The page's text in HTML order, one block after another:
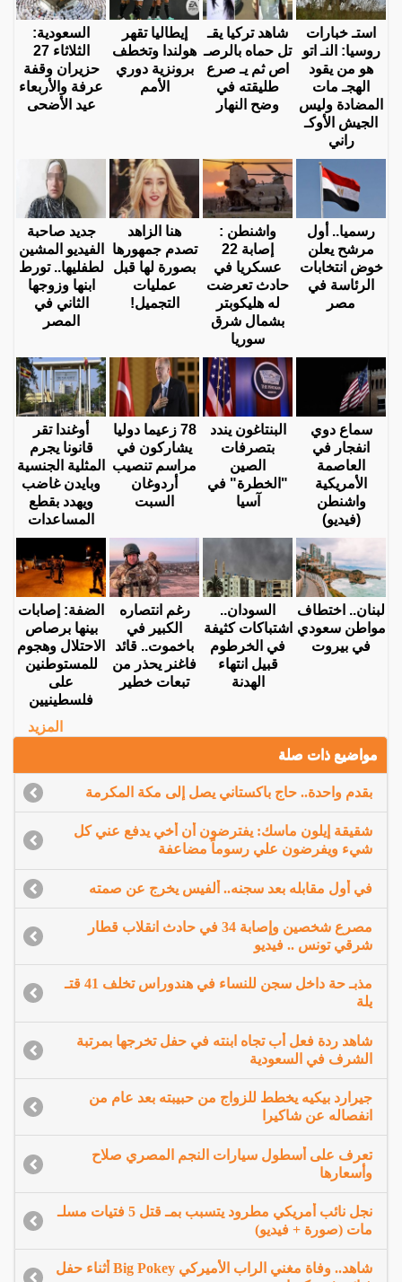
استـ خبارات
روسيا: النـ اتو
هو من يقود
الهجـ مات
المضادة وليس
الجيش الأوكـ
راني
شاهد تركيا يقـ
تل حماه بالرصـ
اص ثم يـ صرع
طليقته في
وضح النهار
إيطاليا تقهر
هولندا وتخطف
برونزية دوري
الأمم
السعودية:
الثلاثاء 27
حزيران وقفة
عرفة والأربعاء
عيد الأضحى
رسميا.. أول
مرشح يعلن
خوض انتخابات
الرئاسة في
مصر
واشنطن :
إصابة 22
عسكريا في
حادث تعرضت
له هليكوبتر
بشمال شرق
سوريا
هنا الزاهد
تصدم جمهورها
بصورة لها قبل
عمليات
التجميل!
جديد صاحبة
الفيديو المشين
لطفليها.. تورط
ابنها وزوجها
الثاني في
المصر
سماع دوي
انفجار في
العاصمة
الأمريكية
واشنطن
(فيديو)
البنتاغون يندد
بتصرفات
الصين
"الخطرة" في
آسيا
78 زعيما دوليا
يشاركون في
مراسم تنصيب
أردوغان
السبت
أوغندا تقر
قانونا يجرم
المثلية الجنسية
وبايدن غاضب
ويهدد بقطع
المساعدات
لبنان.. اختطاف
مواطن سعودي
في بيروت
السودان..
اشتباكات كثيفة
في الخرطوم
قبيل انتهاء
الهدنة
رغم انتصاره
الكبير في
باخموت.. قائد
فاغنر يحذر من
تبعات خطير
الضفة: إصابات
بينها برصاص
الاحتلال وهجوم
للمستوطنين
على
فلسطينيين
المزيد
مواضيع ذات صلة
بقدم واحدة.. حاج باكستاني يصل إلى مكة المكرمة
شقيقة إيلون ماسك: يفترضون أن أخي يدفع عني كل
شيء ويفرضون علي رسوماً مضاعفة
في أول مقابله بعد سجنه.. ألفيس يخرج عن صمته
مصرع شخصين وإصابة 34 في حادث انقلاب قطار
شرقي تونس .. فيديو
مذبـ حة داخل سجن للنساء في هندوراس تخلف 41 قتـ
يلة
شاهد ردة فعل أب تجاه ابنته في حفل تخرجها بمرتبة
الشرف في السعودية
جيرارد بيكيه يخطط للزواج من حبيبته بعد عام من
انفصاله عن شاكيرا
تعرف على أسطول سيارات النجم المصري صلاح
وأسعارها
نجل نائب أمريكي مطرود يتسبب بمـ قتل 5 فتيات مسلـ
مات (صورة + فيديو)
شاهد.. وفاة مغني الراب الأميركي Big Pokey أثناء حفل